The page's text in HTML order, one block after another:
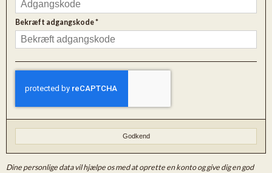
Bekræft adgangskode*
Godkend
Dine personlige data vil hjælpe os med at oprette en konto og give dig en god